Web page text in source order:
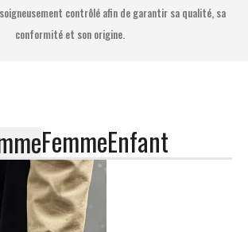
contrôlé afin de garantir sa qualité, sa
conformité et son origine.
FemmeEnfant